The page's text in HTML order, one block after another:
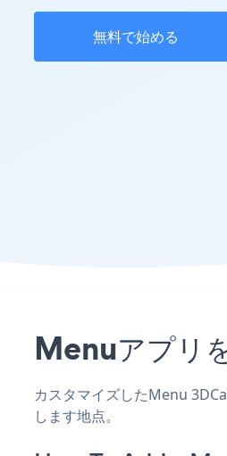
無料で始める
Menuアプリ
カスタマイズしたMenu
します地点。